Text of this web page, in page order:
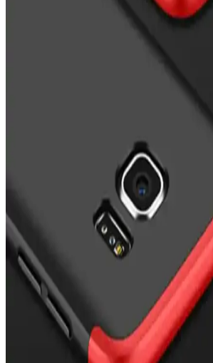
Nokia X Siyah Flip Cover
Koruma ve Kullanıcı Yorumları
Nokia X Siyah Flip Cover, şık tasarımı ve
telefonunuzu çizik ve darbelere karşı koruyan
aksesuar. Uzun vadeli dayanıklılık ve
Zebana Samsung Galaxy A23
ve Dayanıklı Koruma Çözümü
Zebana Samsung Galaxy A23 uyumlu kılıf,
sunar. Dayanıklı malzeme, pratik kartlık
uzun ömürlü koruma sağlar, telefonunuza
Samsung Galaxy A35 5G için Şık
Silikon Kılıf Detaylı İnceleme
Samsung Galaxy A35 5G uyumlu silikon kılıf,
pratik özellikleriyle telefonunuzu çizilmelere
korur, kartlık alanı ve kolay erişim sağlar.
Samsung S7 Edge İçin Uygun Kılıf
Koruma İpuçları